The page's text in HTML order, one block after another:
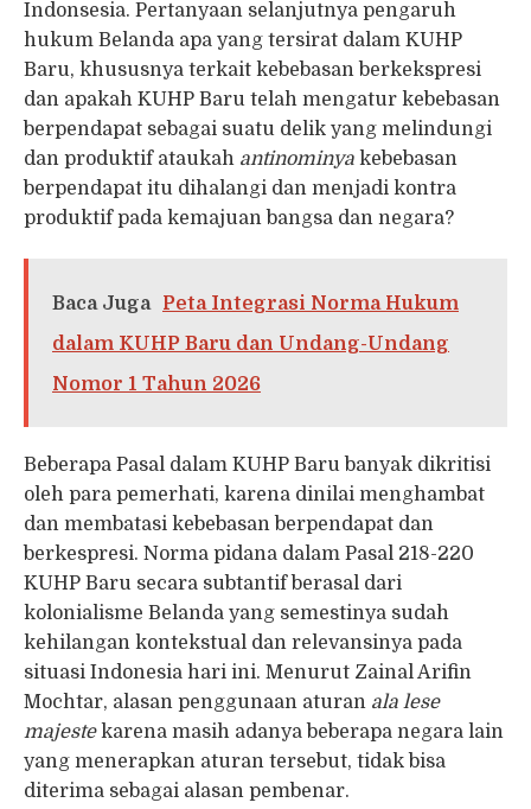
Indonsesia. Pertanyaan selanjutnya pengaruh
hukum Belanda apa yang tersirat dalam KUHP
Baru, khususnya terkait kebebasan berkekspresi
dan apakah KUHP Baru telah mengatur kebebasan
berpendapat sebagai suatu delik yang melindungi
dan produktif ataukah antinominya kebebasan
berpendapat itu dihalangi dan menjadi kontra
produktif pada kemajuan bangsa dan negara?
Baca Juga
Peta Integrasi Norma Hukum
dalam KUHP Baru dan Undang-Undang
Nomor 1 Tahun 2026
Beberapa Pasal dalam KUHP Baru banyak dikritisi
oleh para pemerhati, karena dinilai menghambat
dan membatasi kebebasan berpendapat dan
berkespresi. Norma pidana dalam Pasal 218-220
KUHP Baru secara subtantif berasal dari
kolonialisme Belanda yang semestinya sudah
kehilangan kontekstual dan relevansinya pada
situasi Indonesia hari ini. Menurut Zainal Arifin
Mochtar, alasan penggunaan aturan ala lese
majestekarena masih adanya beberapa negara lain
yang menerapkan aturan tersebut, tidak bisa
diterima sebagai alasan pembenar.